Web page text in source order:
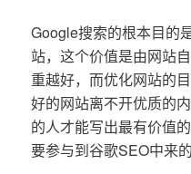
Google搜索的根本目的
站，这个价值是由网站
重越好，而优化网站的
好的网站离不开优质的
的人才能写出最有价值
要参与到谷歌SEO中来